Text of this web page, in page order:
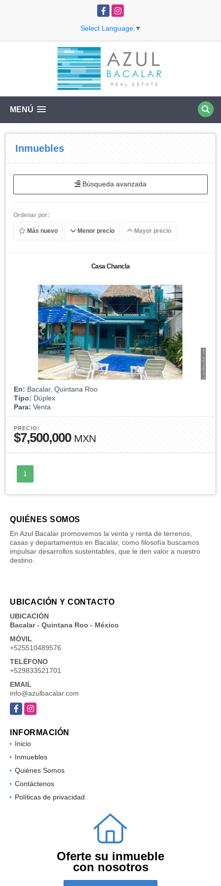
FacebookInstagram
Select Language ▼
MENÚ
Inmuebles
Búsqueda avanzada
Ordenar por:
Más nuevo Menor precio Mayor precio
Casa Chancla
En: Bacalar, Quintana Roo
Tipo: Dúplex
Para: Venta
PRECIO:
$7,500,000 MXN
1
QUIÉNES SOMOS
En Azul Bacalar promovemos la venta y renta de terrenos,
casas y departamentos en Bacalar, como filosofía buscamos
impulsar desarrollos sustentables, que le den valor a nuestro
destino.
UBICACIÓN Y CONTACTO
UBICACIÓN
Bacalar - Quintana Roo - México
MÓVIL
+525510489576
TELÉFONO
+529833521701
EMAIL
info@azulbacalar.com
FacebookInstagram
INFORMACIÓN
Inicio
Inmuebles
Quiénes Somos
Contáctenos
Políticas de privacidad
Oferte su inmueble
con nosotros